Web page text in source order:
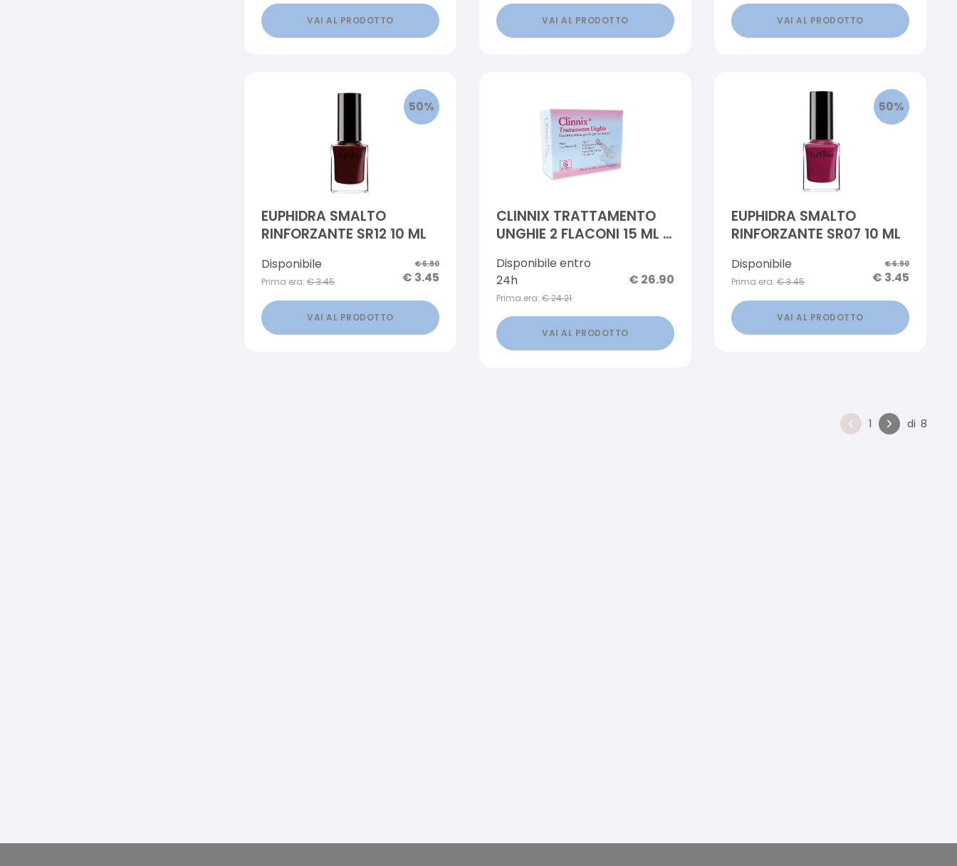
VAI AL PRODOTTO VAI AL PRODOTTO VAI AL PRODOTTO
50%
EUPHIDRA SMALTO
RINFORZANTE SR12 10 ML
Disponibile
Prima era: €3.45
€6.90
€ 3.45
VAI AL PRODOTTO
CLINNIX TRATTAMENTO
UNGHIE 2 FLACONI 15 ML +
Disponibile entro
24h
Prima era: €24.21
€ 26.90
VAI AL PRODOTTO
50%
EUPHIDRA SMALTO
RINFORZANTE SR07 10 ML
Disponibile
Prima era: €3.45
€6.90
€ 3.45
VAI AL PRODOTTO
1 di 8